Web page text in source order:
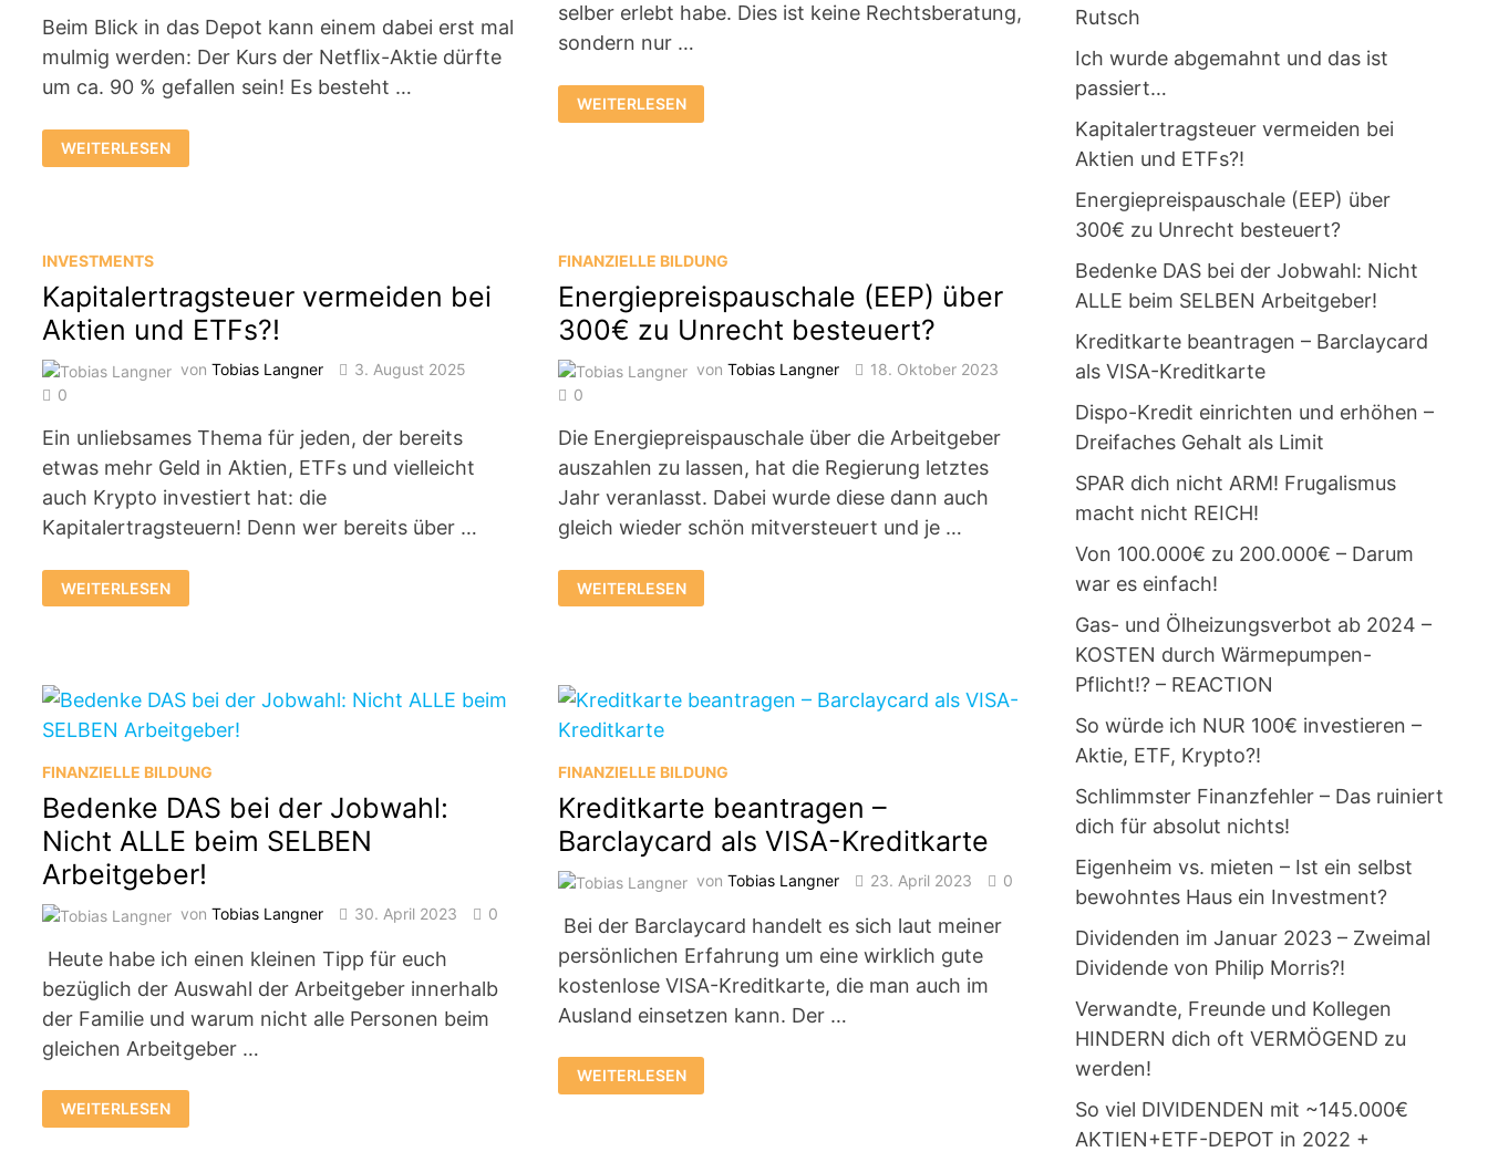
Beim Blick in das Depot kann einem dabei erst mal
mulmig werden: Der Kurs der Netflix-Aktie dürfte
um ca. 90 % gefallen sein! Es besteht …
NETFLIX-
AKTIE:
KURS
STECKT
DEM
KURS-
RUTSCH
WEITERLESEN
selber erlebt habe. Dies ist keine Rechtsberatung,
sondern nur …
ICH
WURDE
ABGEMAHNT
WEITERLESEN
INVESTMENTS
Kapitalertragsteuer vermeiden bei
Aktien und ETFs?!
vonTobias Langner
3. August 2025
0
Ein unliebsames Thema für jeden, der bereits
etwas mehr Geld in Aktien, ETFs und vielleicht
auch Krypto investiert hat: die
Kapitalertragsteuern! Denn wer bereits über …
KAPITALERTRAGSTEUER
VERMEIDEN
BEI
WEITERLESEN
FINANZIELLE BILDUNG
Energiepreispauschale (EEP) über
300€ zu Unrecht besteuert?
von Tobias Langner
18. Oktober 2023
0
Die Energiepreispauschale über die Arbeitgeber
auszahlen zu lassen, hat die Regierung letztes
Jahr veranlasst. Dabei wurde diese dann auch
gleich wieder schön mitversteuert und je …
ENERGIEPREISPAUSCHALE
(EEP)
ÜBER
WEITERLESEN
FINANZIELLE BILDUNG
Bedenke DAS bei der Jobwahl:
Nicht ALLE beim SELBEN
Arbeitgeber!
vonTobias Langner 30. April 2023 0
Heute habe ich einen kleinen Tipp für euch
bezüglich der Auswahl der Arbeitgeber innerhalb
der Familie und warum nicht alle Personen beim
gleichen Arbeitgeber …
BEDENKE
DAS
BEI
WEITERLESEN
FINANZIELLE BILDUNG
Kreditkarte beantragen –
Barclaycard als VISA-Kreditkarte
von Tobias Langner 23. April 2023 0
Bei der Barclaycard handelt es sich laut meiner
persönlichen Erfahrung um eine wirklich gute
kostenlose VISA-Kreditkarte, die man auch im
Ausland einsetzen kann. Der …
KREDITKARTE
BEANTRAGEN
–
WEITERLESEN
Rutsch
Ich wurde abgemahnt und das ist
passiert…
Kapitalertragsteuer vermeiden bei
Aktien und ETFs?!
Energiepreispauschale (EEP) über
300€ zu Unrecht besteuert?
Bedenke DAS bei der Jobwahl: Nicht
ALLE beim SELBEN Arbeitgeber!
Kreditkarte beantragen – Barclaycard
als VISA-Kreditkarte
Dispo-Kredit einrichten und erhöhen –
Dreifaches Gehalt als Limit
SPAR dich nicht ARM! Frugalismus
macht nicht REICH!
Von 100.000€ zu 200.000€ – Darum
war es einfach!
Gas- und Ölheizungsverbot ab 2024 –
KOSTEN durch Wärmepumpen-
Pflicht!? – REACTION
So würde ich NUR 100€ investieren –
Aktie, ETF, Krypto?!
Schlimmster Finanzfehler – Das ruiniert
dich für absolut nichts!
Eigenheim vs. mieten – Ist ein selbst
bewohntes Haus ein Investment?
Dividenden im Januar 2023 – Zweimal
Dividende von Philip Morris?!
Verwandte, Freunde und Kollegen
HINDERN dich oft VERMÖGEND zu
werden!
So viel DIVIDENDEN mit ~145.000€
AKTIEN+ETF-DEPOT in 2022 +